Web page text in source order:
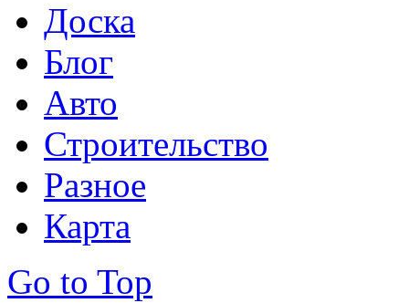
Доска
Блог
Авто
Строительство
Разное
Карта
Go to Top